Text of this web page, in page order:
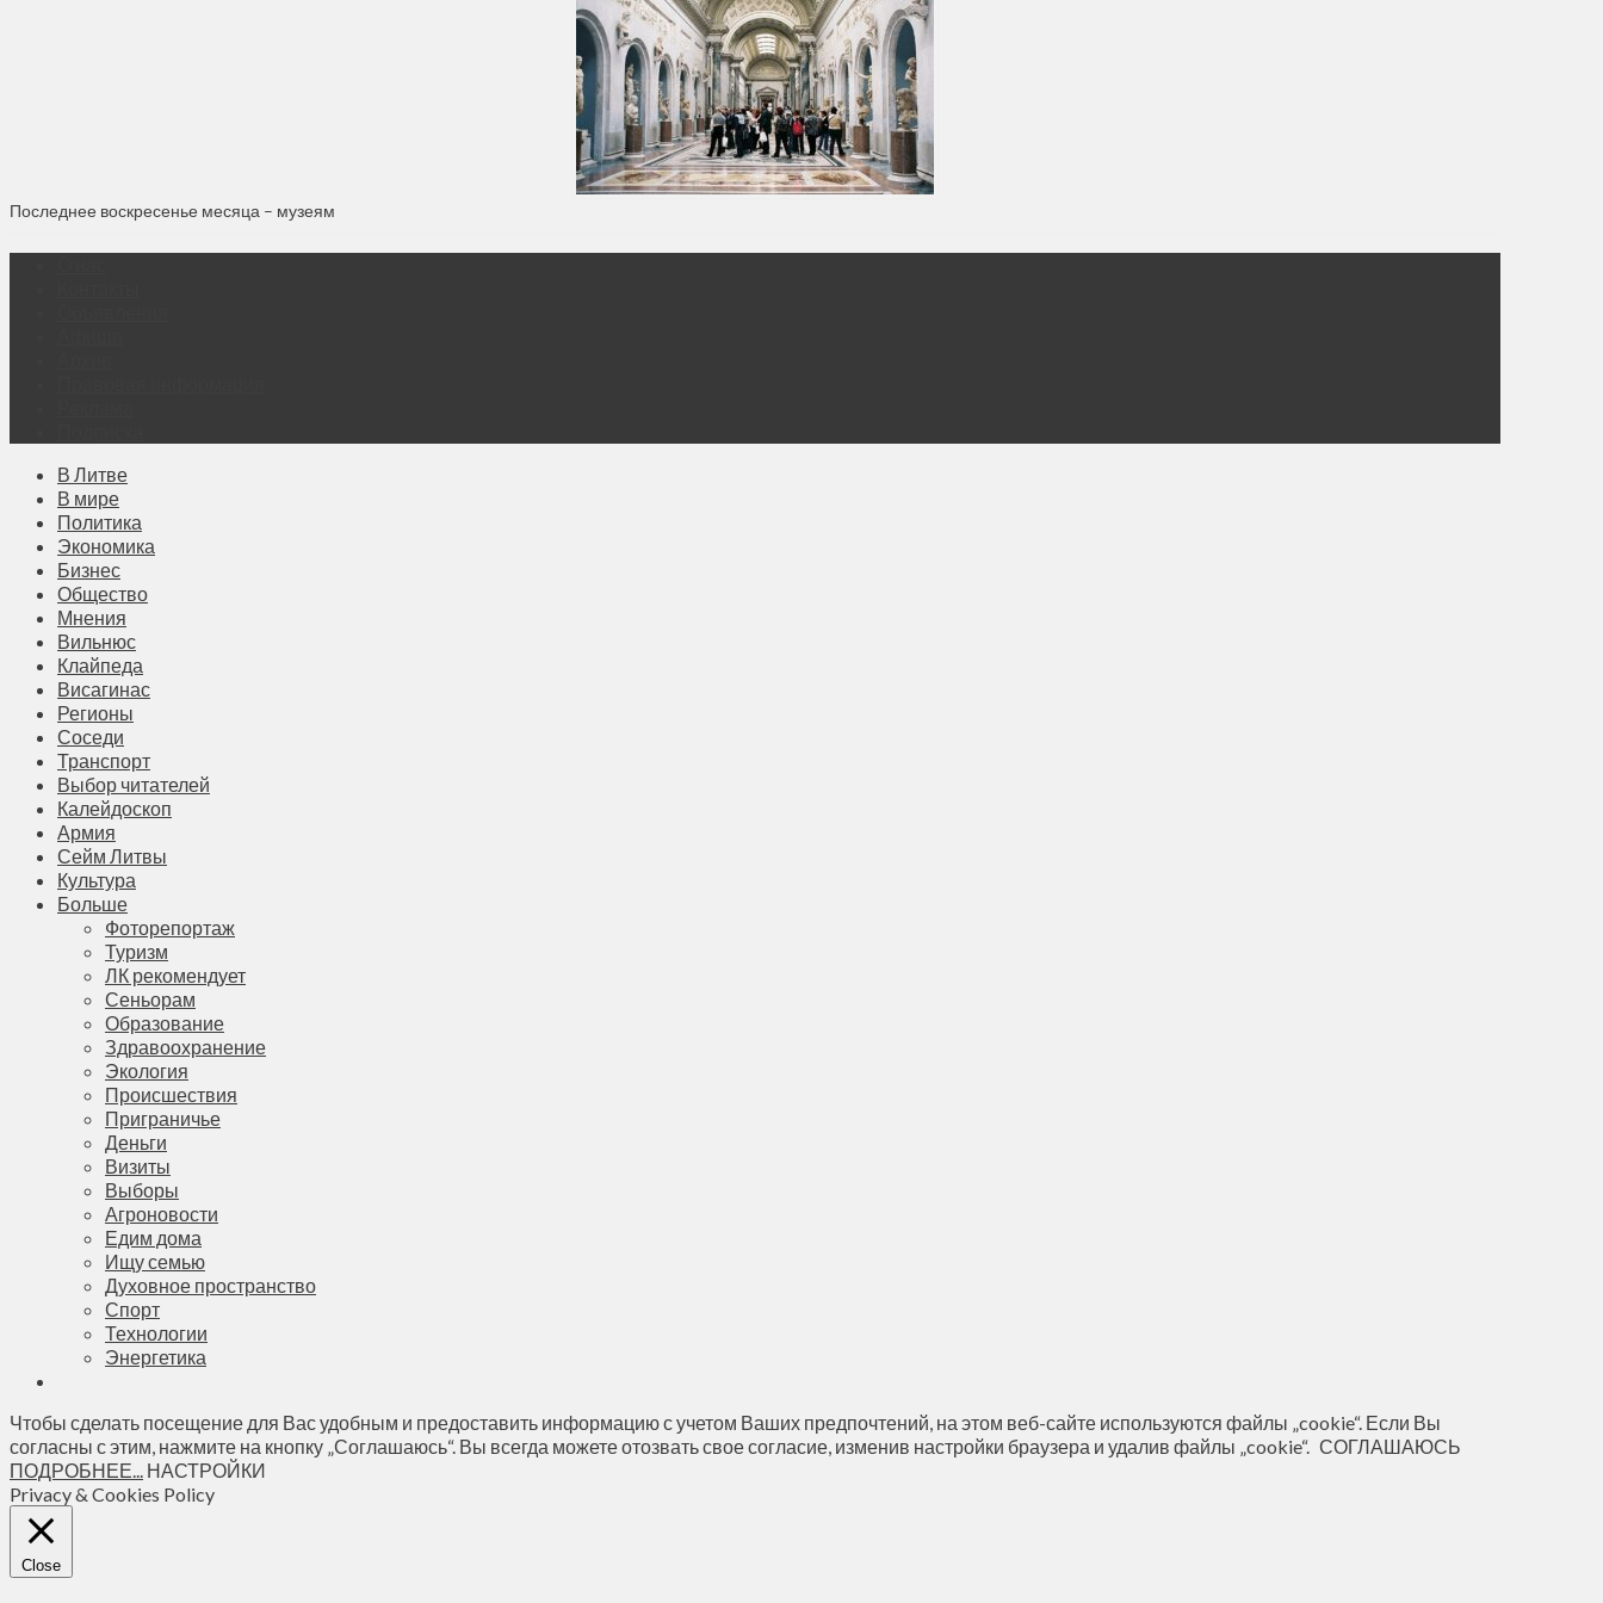
Последнее воскресенье месяца – музеям
В Литве
В мире
Политика
Экономика
Бизнес
Общество
Мнения
Вильнюс
Клайпеда
Висагинас
Регионы
Соседи
Транспорт
Выбор читателей
Калейдоскоп
Армия
Сейм Литвы
Культура
Больше
Фоторепортаж
Туризм
ЛК рекомендует
Сеньорам
Образование
Здравоохранение
Экология
Происшествия
Приграничье
Деньги
Визиты
Выборы
Агроновости
Едим дома
Ищу семью
Духовное пространство
Спорт
Технологии
Энергетика
Чтобы сделать посещение для Вас удобным и предоставить информацию с учетом Ваших предпочтений, на этом веб-сайте используются файлы „cookie“. Если Вы
согласны с этим, нажмите на кнопку „Соглашаюсь“. Вы всегда можете отозвать свое согласие, изменив настройки браузера и удалив файлы „cookie“. СОГЛАШАЮСЬ
ПОДРОБНЕЕ... НАСТРОЙКИ
Privacy & Cookies Policy
Close